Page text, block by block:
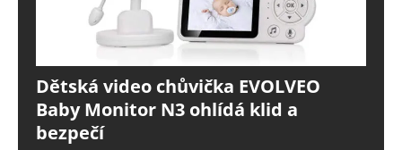
Dětská video chůvička EVOLVEO
Baby Monitor N3 ohlídá klid a
bezpečí